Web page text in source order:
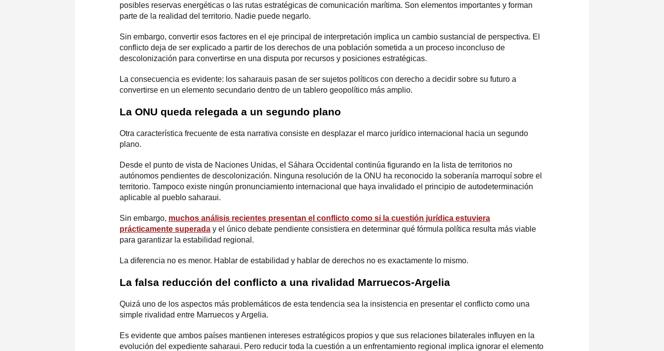
posibles reservas energéticas o las rutas estratégicas de comunicación marítima. Son elementos importantes y forman
parte de la realidad del territorio. Nadie puede negarlo.
Sin embargo, convertir esos factores en el eje principal de interpretación implica un cambio sustancial de perspectiva. El
conflicto deja de ser explicado a partir de los derechos de una población sometida a un proceso inconcluso de
descolonización para convertirse en una disputa por recursos y posiciones estratégicas.
La consecuencia es evidente: los saharauis pasan de ser sujetos políticos con derecho a decidir sobre su futuro a
convertirse en un elemento secundario dentro de un tablero geopolítico más amplio.
La ONU queda relegada a un segundo plano
Otra característica frecuente de esta narrativa consiste en desplazar el marco jurídico internacional hacia un segundo
plano.
Desde el punto de vista de Naciones Unidas, el Sáhara Occidental continúa figurando en la lista de territorios no
autónomos pendientes de descolonización. Ninguna resolución de la ONU ha reconocido la soberanía marroquí sobre el
territorio. Tampoco existe ningún pronunciamiento internacional que haya invalidado el principio de autodeterminación
aplicable al pueblo saharaui.
Sin embargo, muchos análisis recientes presentan el conflicto como si la cuestión jurídica estuviera
prácticamente superada y el único debate pendiente consistiera en determinar qué fórmula política resulta más viable
para garantizar la estabilidad regional.
La diferencia no es menor. Hablar de estabilidad y hablar de derechos no es exactamente lo mismo.
La falsa reducción del conflicto a una rivalidad Marruecos-Argelia
Quizá uno de los aspectos más problemáticos de esta tendencia sea la insistencia en presentar el conflicto como una
simple rivalidad entre Marruecos y Argelia.
Es evidente que ambos países mantienen intereses estratégicos propios y que sus relaciones bilaterales influyen en la
evolución del expediente saharaui. Pero reducir toda la cuestión a un enfrentamiento regional implica ignorar el elemento